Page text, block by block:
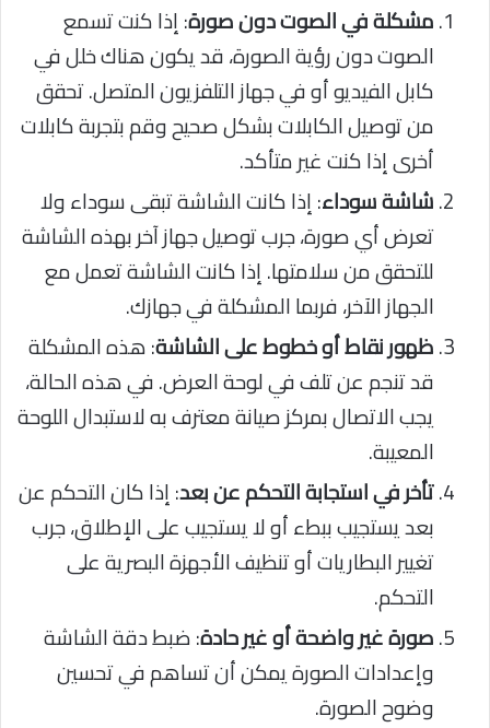
مشكلة في الصوت دون صورة: إذا كنت تسمع
الصوت دون رؤية الصورة، قد يكون هناك خلل في
كابل الفيديو أو في جهاز التلفزيون المتصل. تحقق
من توصيل الكابلات بشكل صحيح وقم بتجربة كابلات
أخرى إذا كنت غير متأكد.
شاشة سوداء: إذا كانت الشاشة تبقى سوداء ولا
تعرض أي صورة، جرب توصيل جهاز آخر بهذه الشاشة
للتحقق من سلامتها. إذا كانت الشاشة تعمل مع
الجهاز الآخر، فربما المشكلة في جهازك.
ظهور نقاط أو خطوط على الشاشة: هذه المشكلة
قد تنجم عن تلف في لوحة العرض. في هذه الحالة،
يجب الاتصال بمركز صيانة معترف به لاستبدال اللوحة
المعيبة.
تأخر في استجابة التحكم عن بعد: إذا كان التحكم عن
بعد يستجيب ببطء أو لا يستجيب على الإطلاق، جرب
تغيير البطاريات أو تنظيف الأجهزة البصرية على
التحكم.
صورة غير واضحة أو غير حادة: ضبط دقة الشاشة
وإعدادات الصورة يمكن أن تساهم في تحسين
وضوح الصورة.